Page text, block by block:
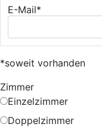
E-Mail*
*soweit vorhanden
Zimmer
Einzelzimmer
Doppelzimmer